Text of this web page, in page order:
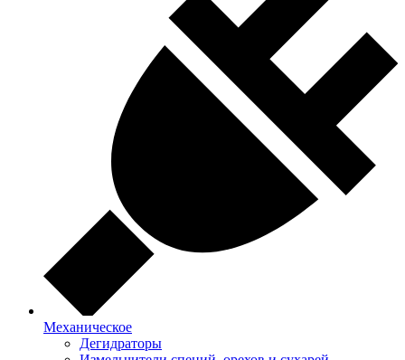
Механическое
Дегидраторы